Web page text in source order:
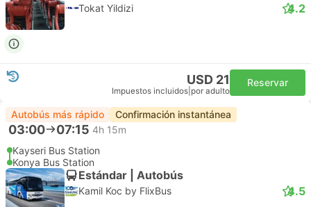
Tokat Yildizi 4.2
USD 21
Impuestos incluidos por adulto
Reservar
Autobús más rápido Confirmación instantánea
03:00 07:15 4h 15m
Kayseri Bus Station
Konya Bus Station
Estándar | Autobús
Kamil Koc by FlixBus 4.5